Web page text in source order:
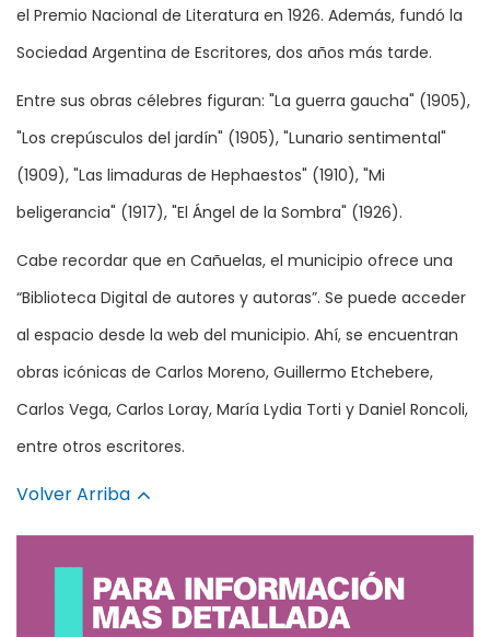
el Premio Nacional de Literatura en 1926. Además, fundó la
Sociedad Argentina de Escritores, dos años más tarde.
Entre sus obras célebres figuran: "La guerra gaucha" (1905),
"Los crepúsculos del jardín" (1905), "Lunario sentimental"
(1909), "Las limaduras de Hephaestos" (1910), "Mi
beligerancia" (1917), "El Ángel de la Sombra" (1926).
Cabe recordar que en Cañuelas, el municipio ofrece una
“Biblioteca Digital de autores y autoras”. Se puede acceder
al espacio desde la web del municipio. Ahí, se encuentran
obras icónicas de Carlos Moreno, Guillermo Etchebere,
Carlos Vega, Carlos Loray, María Lydia Torti y Daniel Roncoli,
entre otros escritores.
Volver Arriba